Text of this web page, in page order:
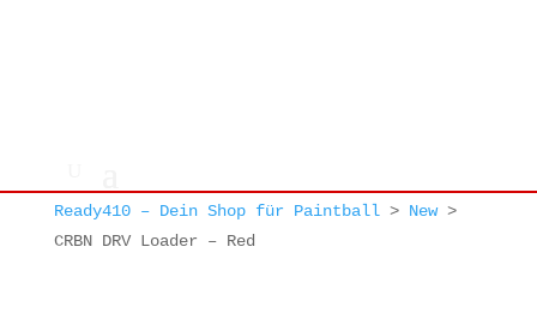
Ready410 – Dein Shop für Paintball> New>
CRBN DRV Loader – Red